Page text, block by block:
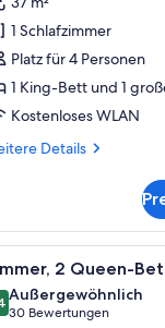
1 Schlafzimmer
Platz für 4 Personen
1 King-Bett und 1
Kostenloses WLAN
Details
einem Flur, der zum
Nachttisch, einer Lampe
7 2 Queen-
von 10
Außergewöhnlich
30 Bewertungen
(30